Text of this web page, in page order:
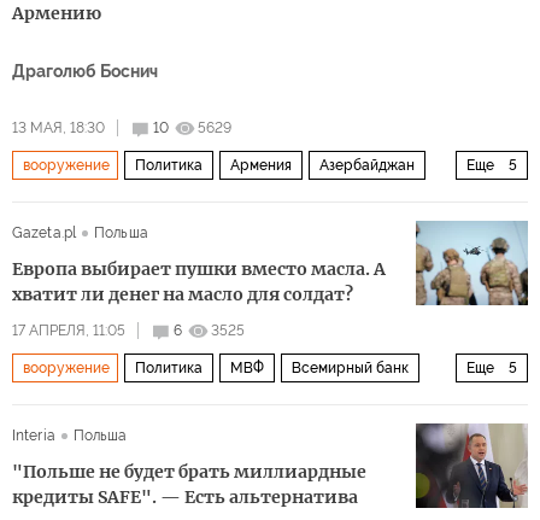
Армению
Драголюб Боснич
13 МАЯ, 18:30 10 5629
Еще 5
вооружение Политика Армения Азербайджан
Gazeta.pl Польша
Европа выбирает пушки вместо масла. А
хватит ли денег на масло для солдат?
17 АПРЕЛЯ, 11:05 6 3525
Еще 5
вооружение Политика МВФ Всемирный банк
Interia
Польша
"Польше не будет брать миллиардные
кредиты SAFE". — Есть альтернатива